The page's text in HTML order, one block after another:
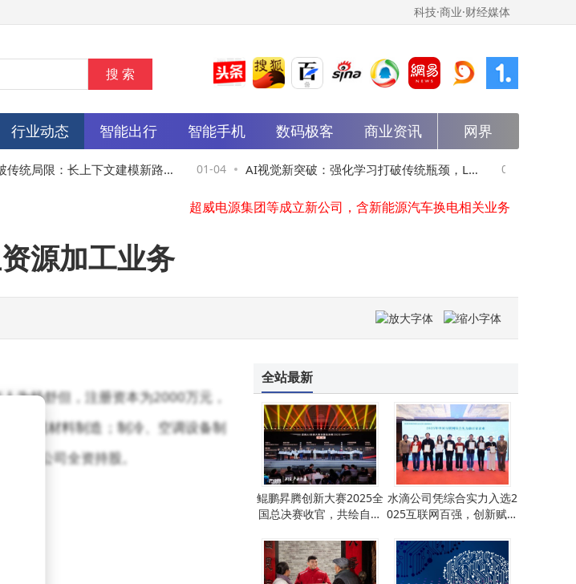
科技·商业·财经媒体
行业动态 智能出行 智能手机 数码极客 商业资讯 网界
统局限：长上下文建模新路 01-04 AI视觉新突破：强化学习打破传统瓶颈，LE
NS引领技术新方向
01-04
英搏尔、珠海华发集团等新设机器人科技公司
中图科技冲刺科创板：80后陈健民掌舵实控，60后康凯领衔技术攻坚
AI赋能广告新势力！三家顶尖公司，解锁创意营销新路径
雷军直播回应网络质疑：坚决打击抹黑行为 重视用户真实声音
沙利文报告：百度智能云自研GPU云领跑市场，全栈AI体系赋能产业落地
超威电源集团等成立新公司，含新能源汽车换电相关业务
源加工业务
为杨舒但，注册资本为2000万元，
环境材料制造；制冷、空调设备制
限公司全资持股。
全站最新
鲲鹏昇腾创新大赛2025全
国总决赛收官，共绘自主
水滴公司凭综合实力入选2
025互联网百强，创新赋能